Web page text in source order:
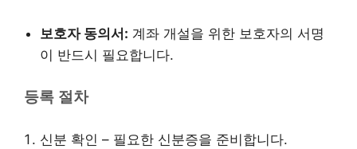
보호자 동의서: 계좌 개설을 위한 보호자의 서명
이 반드시 필요합니다.
등록 절차
신분 확인 – 필요한 신분증을 준비합니다.